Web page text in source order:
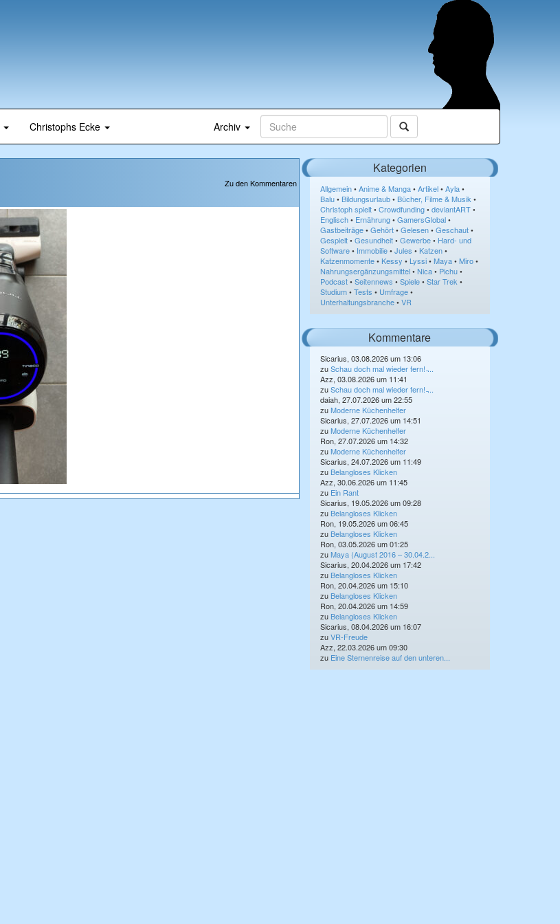
Christophs Ecke Archiv
Zu den Kommentaren
Kategorien
Allgemein • Anime & Manga • Artikel • Ayla •
Balu • Bildungsurlaub • Bücher, Filme & Musik •
Christoph spielt • Crowdfunding • deviantART •
Englisch • Ernährung • GamersGlobal •
Gastbeiträge • Gehört • Gelesen • Geschaut •
Gespielt • Gesundheit • Gewerbe • Hard- und
Software • Immobilie • Jules • Katzen •
Katzenmomente • Kessy • Lyssi • Maya • Miro •
Nahrungsergänzungsmittel • Nica • Pichu •
Podcast • Seitennews • Spiele • Star Trek •
Studium • Tests • Umfrage •
Unterhaltungsbranche • VR
Kommentare
Sicarius, 03.08.2026 um 13:06
zuSchau doch mal wieder fern! ̵...
Azz, 03.08.2026 um 11:41
zuSchau doch mal wieder fern! ̵...
daiah, 27.07.2026 um 22:55
zuModerne Küchenhelfer
Sicarius, 27.07.2026 um 14:51
zuModerne Küchenhelfer
Ron, 27.07.2026 um 14:32
zuModerne Küchenhelfer
Sicarius, 24.07.2026 um 11:49
zu Belangloses Klicken
Azz, 30.06.2026 um 11:45
zu Ein Rant
Sicarius, 19.05.2026 um 09:28
zu Belangloses Klicken
Ron, 19.05.2026 um 06:45
zu Belangloses Klicken
Ron, 03.05.2026 um 01:25
zuMaya (August 2016 – 30.04.2...
Sicarius, 20.04.2026 um 17:42
zu Belangloses Klicken
Ron, 20.04.2026 um 15:10
zu Belangloses Klicken
Ron, 20.04.2026 um 14:59
zu Belangloses Klicken
Sicarius, 08.04.2026 um 16:07
zuVR-Freude
Azz, 22.03.2026 um 09:30
zu Eine Sternenreise auf den unteren...